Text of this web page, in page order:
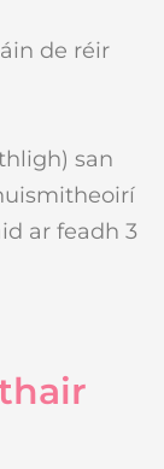
de réir
san
ar feadh 3